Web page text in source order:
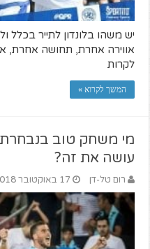
יש משהו בלונדון לתייר
אווירה אחרת, תחושה אחרת,
לקרות
המשך לקרוא »
מי משחק טוב בנבחרת
עושה את זה?
רום טל-דן 17 באוקטובר 2018